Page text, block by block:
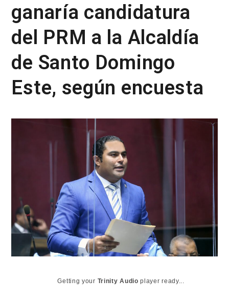
ganaría candidatura
del PRM a la Alcaldía
de Santo Domingo
Este, según encuesta
Getting your Trinity Audio player ready...